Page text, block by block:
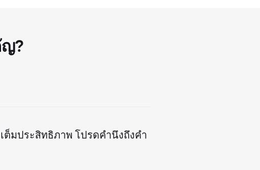
ญ?
ต็มประสิทธิภาพ โปรดคำนึงถึงคำ